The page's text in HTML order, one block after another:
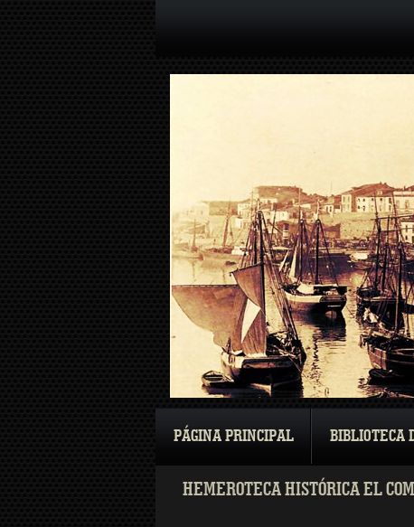
PÁGINA PRINCIPAL BIBLIOTECA
HEMEROTECA HISTÓRICA EL